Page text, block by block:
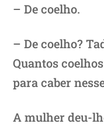
– De coelho.
– De coelho?
Quantos
para caber
A mulher deu-